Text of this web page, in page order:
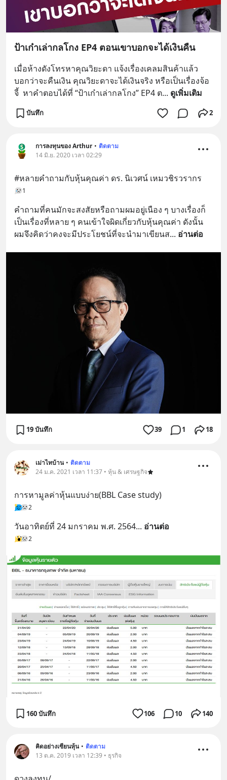
ป้าเก๋าเล่ากลโกง EP4 ตอนเขาบอกจะได้เงินคืน
เมื่อห้างดังโทรหาคุณวิยะดา แจ้งเรื่องเคลมสินค้าแล้ว
บอกว่าจะคืนเงิน คุณวิยะดาจะได้เงินจริง หรือเป็นเรื่องจ้อ
จี้  หาคำตอบได้ที่ “ป้าเก๋าเล่ากลโกง” EP4 ต... ดูเพิ่มเติม
บันทึก 2
การลงทุนของ Arthur • ติดตาม
14 มิ.ย. 2020 เวลา 02:29
#หลายคำถามกับหุ้นคุณค่า ดร. นิเวศน์ เหมวชิรวรากร
1
คำถามที่คนมักจะสงสัยหรือถามผมอยู่เนือง ๆ บางเรื่องก็
เป็นเรื่องที่หลาย ๆ คนเข้าใจผิดเกี่ยวกับหุ้นคุณค่า ดังนั้น
ผมจึงคิดว่าคงจะมีประโยชน์ที่จะนำมาเขียนส... อ่านต่อ
19 บันทึก 39 1 18
เม่าไทบ้าน • ติดตาม
24 ม.ค. 2021 เวลา 11:37 • หุ้น & เศรษฐกิจ
การหามูลค่าหุ้นแบบง่าย(BBL Case study)
2
วันอาทิตย์ที่ 24 มกราคม พ.ศ. 2564... อ่านต่อ
2
160 บันทึก 106 10 140
คิดอย่างเซียนหุ้น • ติดตาม
13 ต.ค. 2019 เวลา 12:39 • ธุรกิจ